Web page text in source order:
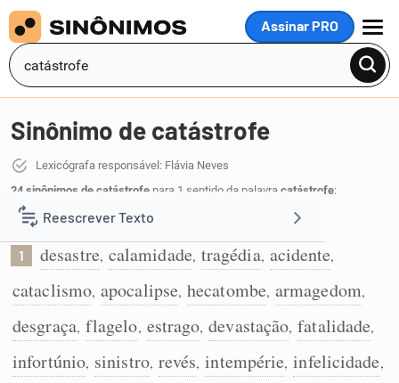
Assinar PRO
MENU
Reescrever Texto
Resumir Texto
Corrigir Texto
Detector de IA
Sinônimo de catástrofe
Lexicógrafa responsável: Flávia Neves
24 sinônimos de catástrofe para 1 sentido da palavra catástrofe:
Grande desastre ou calamidade:
1 desastre, calamidade, tragédia, acidente,
cataclismo, apocalipse, hecatombe, armagedom,
desgraça, flagelo, estrago, devastação, fatalidade,
infortúnio, sinistro, revés, intempérie, infelicidade,